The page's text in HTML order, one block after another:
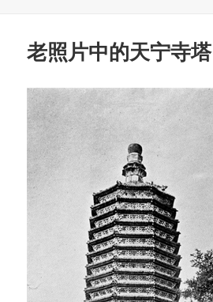
老照片中的天宁寺塔